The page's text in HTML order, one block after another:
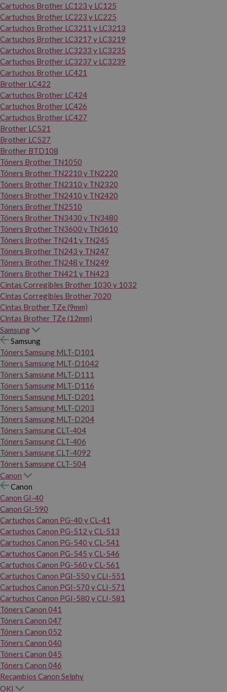
Cartuchos Brother LC123 y LC125
Cartuchos Brother LC223 y LC225
Cartuchos Brother LC3211 y LC3213
Cartuchos Brother LC3217 y LC3219
Cartuchos Brother LC3233 y LC3235
Cartuchos Brother LC3237 y LC3239
Cartuchos Brother LC421
Brother LC422
Cartuchos Brother LC424
Cartuchos Brother LC426
Cartuchos Brother LC427
Brother LC521
Brother LC527
Brother BTD108
Tóners Brother TN1050
Tóners Brother TN2210 y TN2220
Tóners Brother TN2310 y TN2320
Tóners Brother TN2410 y TN2420
Tóners Brother TN2510
Tóners Brother TN3430 y TN3480
Tóners Brother TN3600 y TN3610
Tóners Brother TN241 y TN245
Tóners Brother TN243 y TN247
Tóners Brother TN248 y TN249
Tóners Brother TN421 y TN423
Cintas Corregibles Brother 1030 y 1032
Cintas Corregibles Brother 7020
Cintas Brother TZe (9mm)
Cintas Brother TZe (12mm)
Samsung
Samsung
Tóners Samsung MLT-D101
Tóners Samsung MLT-D1042
Tóners Samsung MLT-D111
Tóners Samsung MLT-D116
Tóners Samsung MLT-D201
Tóners Samsung MLT-D203
Tóners Samsung MLT-D204
Tóners Samsung CLT-404
Tóners Samsung CLT-406
Tóners Samsung CLT-4092
Tóners Samsung CLT-504
Canon
Canon
Canon GI-40
Canon GI-590
Cartuchos Canon PG-40 y CL-41
Cartuchos Canon PG-512 y CL-513
Cartuchos Canon PG-540 y CL-541
Cartuchos Canon PG-545 y CL-546
Cartuchos Canon PG-560 y CL-561
Cartuchos Canon PGI-550 y CLI-551
Cartuchos Canon PGI-570 y CLI-571
Cartuchos Canon PGI-580 y CLI-581
Tóners Canon 041
Tóners Canon 047
Tóners Canon 052
Tóners Canon 040
Tóners Canon 045
Tóners Canon 046
Recambios Canon Selphy
OKI